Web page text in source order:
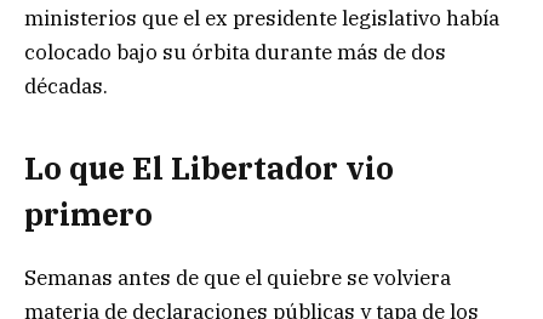
ministerios que el ex presidente legislativo había
colocado bajo su órbita durante más de dos
décadas.
Lo que El Libertador vio
primero
Semanas antes de que el quiebre se volviera
materia de declaraciones públicas y tapa de los